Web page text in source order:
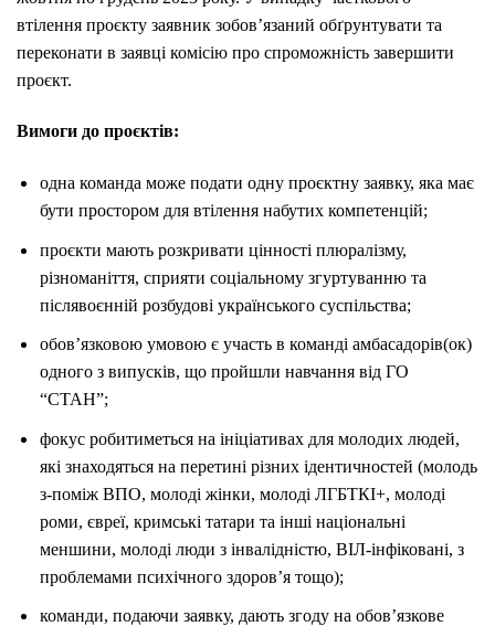
втілення проєкту заявник зобов’язаний обґрунтувати та
переконати в заявці комісію про спроможність завершити
проєкт.
Вимоги до проєктів:
одна команда може подати одну проєктну заявку, яка має
бути простором для втілення набутих компетенцій;
проєкти мають розкривати цінності плюралізму,
різноманіття, сприяти соціальному згуртуванню та
післявоєнній розбудові українського суспільства;
обов’язковою умовою є участь в команді амбасадорів(ок)
одного з випусків, що пройшли навчання від ГО
“СТАН”;
фокус робитиметься на ініціативах для молодих людей,
які знаходяться на перетині різних ідентичностей (молодь
з-поміж ВПО, молоді жінки, молоді ЛГБТКІ+, молоді
роми, євреї, кримські татари та інші національні
меншини, молоді люди з інвалідністю, ВІЛ-інфіковані, з
проблемами психічного здоров’я тощо);
команди, подаючи заявку, дають згоду на обовʼязкове